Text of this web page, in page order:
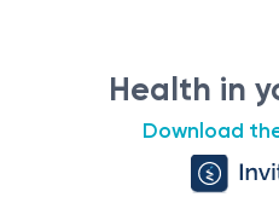
Health in
Download